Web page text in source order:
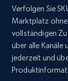
Etsy -
specified
Verfolgen Sie
Marktplatz ohne
vollständigen
über alle Kanäle
jederzeit und